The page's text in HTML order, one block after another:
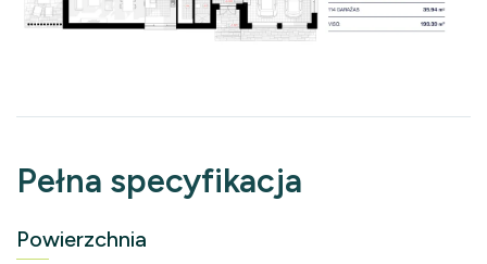
Pełna specyfikacja
Powierzchnia